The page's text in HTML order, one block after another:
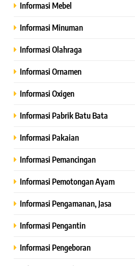
Informasi Mebel
Informasi Minuman
Informasi Olahraga
Informasi Ornamen
Informasi Oxigen
Informasi Pabrik Batu Bata
Informasi Pakaian
Informasi Pemancingan
Informasi Pemotongan Ayam
Informasi Pengamanan, Jasa
Informasi Pengantin
Informasi Pengeboran